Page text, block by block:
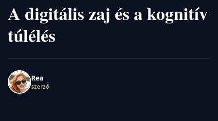
A digitális zaj és a kognitív
túlélés
Rea
szerző